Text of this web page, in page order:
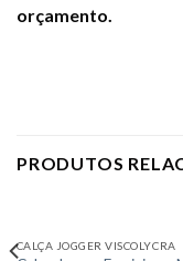
orçamento.
PRODUTOS
CALÇA JOGGER VISCOLYCRA